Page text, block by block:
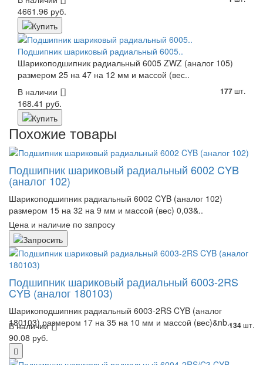
4661.96 руб.
Подшипник шариковый радиальный 6005..
Шарикоподшипник радиальный 6005 ZWZ (аналог 105)
размером 25 на 47 на 12 мм и массой (вес..
В наличии
177шт.
168.41 руб.
Похожие товары
Подшипник шариковый радиальный 6002 CYB
(аналог 102)
Шарикоподшипник радиальный 6002 CYB (аналог 102)
размером 15 на 32 на 9 мм и массой (вес) 0,03&..
Цена и наличие по запросу
Подшипник шариковый радиальный 6003-2RS
CYB (аналог 180103)
Шарикоподшипник радиальный 6003-2RS CYB (аналог
180103) размером 17 на 35 на 10 мм и массой (вес)&nb..
В наличии 134шт.
90.08 руб.